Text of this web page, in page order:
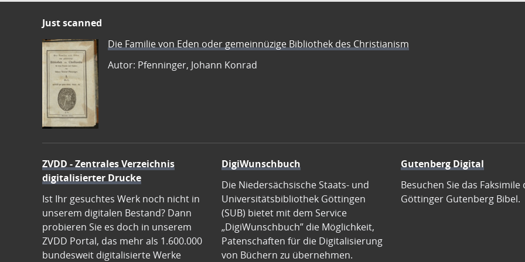
Just scanned
Die Familie von Eden oder gemeinnüzige Bibliothek des Christianism
Autor: Pfenninger, Johann Konrad
ZVDD - Zentrales Verzeichnis
digitalisierter Drucke
Ist Ihr gesuchtes Werk noch nicht in
unserem digitalen Bestand? Dann
probieren Sie es doch in unserem
ZVDD Portal, das mehr als 1.600.000
bundesweit digitalisierte Werke
DigiWunschbuch
Die Niedersächsische Staats- und
Universitätsbibliothek Göttingen
(SUB) bietet mit dem Service
„DigiWunschbuch” die Möglichkeit,
Patenschaften für die Digitalisierung
von Büchern zu übernehmen.
Gutenberg Digital
Besuchen Sie das Faksimile
Göttinger Gutenberg Bibel.